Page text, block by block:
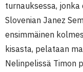
turnauksessa,
Slovenian Janez
ensimmäinen
kisasta, pelataan
Nelinpelissä Timon